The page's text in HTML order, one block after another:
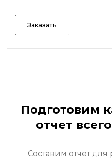
Заказать
Подготовим
отчет
Составим отчет